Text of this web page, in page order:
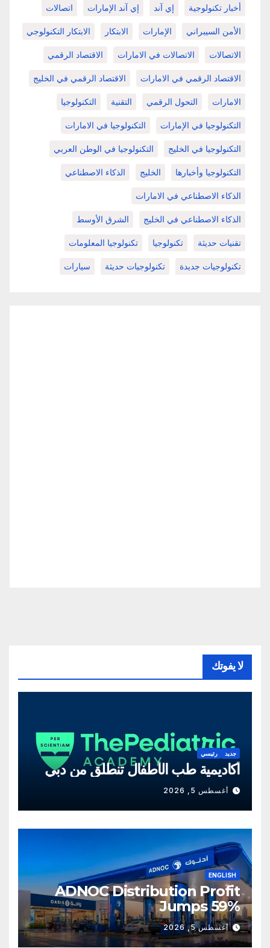
أخبار تكنولوجية إي آند إي آند الإمارات اتصالات
الأمن السيبراني الإمارات الابتكار الابتكار التكنولوجي
الاتصالات الاتصالات في الامارات الاقتصاد الرقمي
الاقتصاد الرقمي في الامارات الاقتصاد الرقمي في الخليج
الامارات التحول الرقمي التقنية التكنولوجيا
التكنولوجيا في الإمارات التكنولوجيا في الامارات
التكنولوجيا في الخليج التكنولوجيا في الوطن العربي
التكنولوجيا وأخبارها الخليج الذكاء الاصطناعي
الذكاء الاصطناعي في الامارات
الذكاء الاصطناعي في الخليج الشرق الأوسط
تقنيات حديثة تكنولوجيا تكنولوجيا المعلومات
تكنولوجيات جديدة تكنولوجيات حديثة سيارات
لا يفوتك
جديد رئيسي
أكاديمية طب الأطفال تنطلق من دبي
أغسطس 5, 2026
ENGLISH
ADNOC Distribution Profit
Jumps 59%
أغسطس 5, 2026